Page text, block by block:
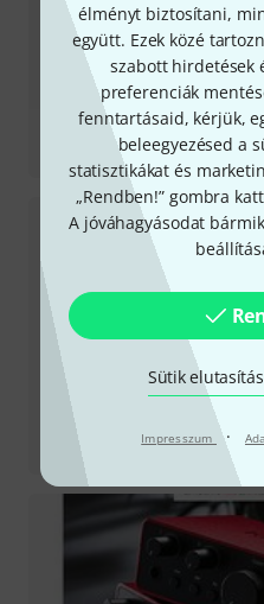
élményt biztosítani,
együtt. Ezek közé
szabott hirdetések
preferenciák
fenntartásaid, kérjük,
beleegyezésed a
statisztikákat és
„Rendben!” gombra
A jóváhagyásodat
Sütik
Impresszum ·
Tesztbeszámoló
Clarett+ OctoPre